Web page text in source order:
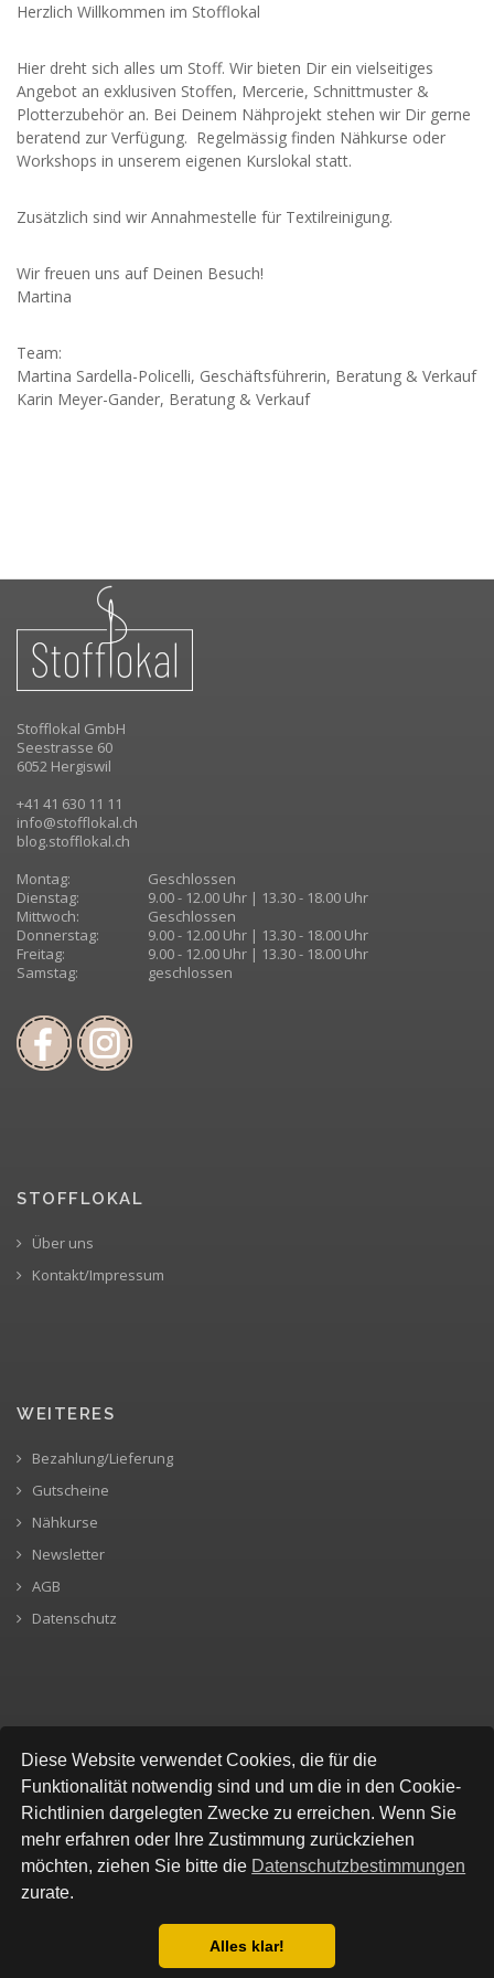
Datenschutzbestimmung
Diese Website verwendet Cookies, die für die
Funktionalität notwendig sind und um die in den Cookie-
Richtlinien dargelegten Zwecke zu erreichen. Wenn Sie
mehr erfahren oder Ihre Zustimmung zurückziehen
möchten, ziehen Sie bitte die Datenschutzbestimmungen
zurate.
Alles klar!
Herzlich Willkommen im Stofflokal
Hier dreht sich alles um Stoff. Wir bieten Dir ein vielseitiges
Angebot an exklusiven Stoffen, Mercerie, Schnittmuster &
Plotterzubehör an. Bei Deinem Nähprojekt stehen wir Dir gerne
beratend zur Verfügung. Regelmässig finden Nähkurse oder
Workshops in unserem eigenen Kurslokal statt.
Zusätzlich sind wir Annahmestelle für Textilreinigung.
Wir freuen uns auf Deinen Besuch!
Martina
Team:
Martina Sardella-Policelli, Geschäftsführerin, Beratung & Verkauf
Karin Meyer-Gander, Beratung & Verkauf
Stofflokal GmbH
Seestrasse 60
6052 Hergiswil
+41 41 630 11 11
info@stofflokal.ch
blog.stofflokal.ch
Montag:
Geschlossen
Dienstag:
9.00 - 12.00 Uhr | 13.30 - 18.00 Uhr
Mittwoch:
Geschlossen
Donnerstag:
9.00 - 12.00 Uhr | 13.30 - 18.00 Uhr
Freitag:
9.00 - 12.00 Uhr | 13.30 - 18.00 Uhr
Samstag:
geschlossen
STOFFLOKAL
Über uns
Kontakt/Impressum
WEITERES
Bezahlung/Lieferung
Gutscheine
Nähkurse
Newsletter
AGB
Datenschutz
SICHERE BEZAHLUNG
© All Rights Reserved, Stofflokal